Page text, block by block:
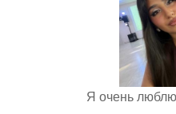
Я очень